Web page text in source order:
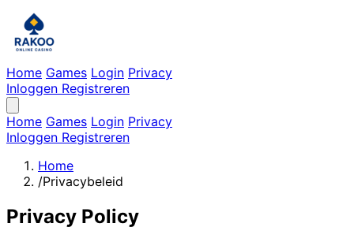
Home Games Login Privacy
Inloggen Registreren
Home Games Login Privacy
Inloggen Registreren
Home
/Privacybeleid
Privacy Policy